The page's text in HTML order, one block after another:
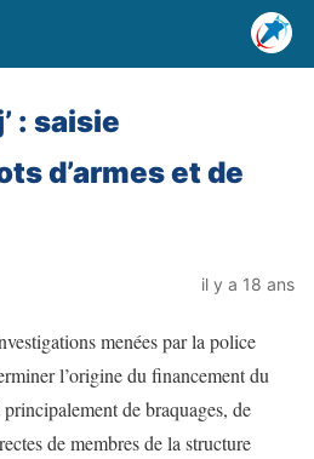
: saisie
d’armes et de
il y a 18 ans
menées par la police
l’origine du financement du
de braquages, de
de membres de la structure